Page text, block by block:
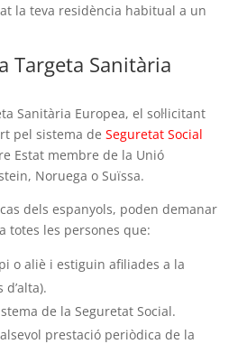
la teva residència habitual a un
Targeta Sanitària
Sanitària Europea, el sol·licitant
pel sistema de Seguretat Social
Estat membre de la Unió
Noruega o Suïssa.
dels espanyols, poden demanar
totes les persones que:
o aliè i estiguin afiliades a la
de la Seguretat Social.
prestació periòdica de la